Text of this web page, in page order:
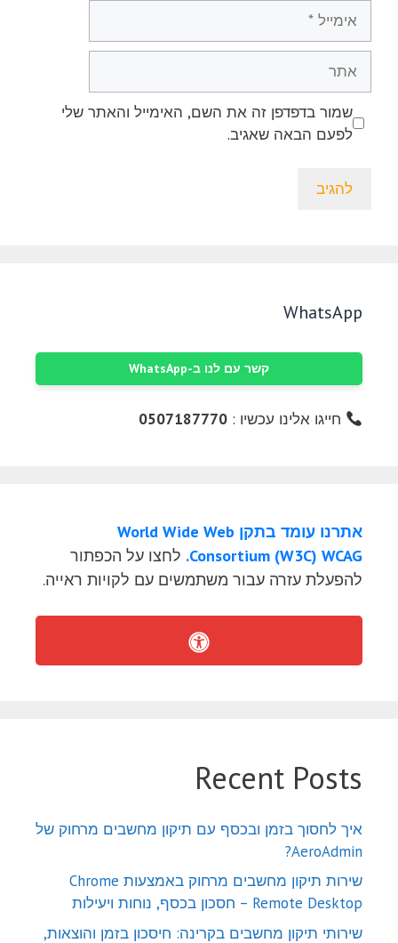
שמור בדפדפן זה את השם, האימייל והאתר שלי
לפעם הבאה שאגיב.
WhatsApp
קשר עם לנו ב-WhatsApp
חייגו אלינו עכשיו :0507187770
אתרנו עומד בתקן World Wide Web
Consortium (W3C) WCAG. לחצו על הכפתור
להפעלת עזרה עבור משתמשים עם לקויות ראייה.
Recent Posts
איך לחסוך בזמן ובכסף עם תיקון מחשבים מרחוק של
AeroAdmin?
שירות תיקון מחשבים מרחוק באמצעות Chrome
Remote Desktop – חסכון בכסף, נוחות ויעילות
שירותי תיקון מחשבים בקרינה: חיסכון בזמן והוצאות,